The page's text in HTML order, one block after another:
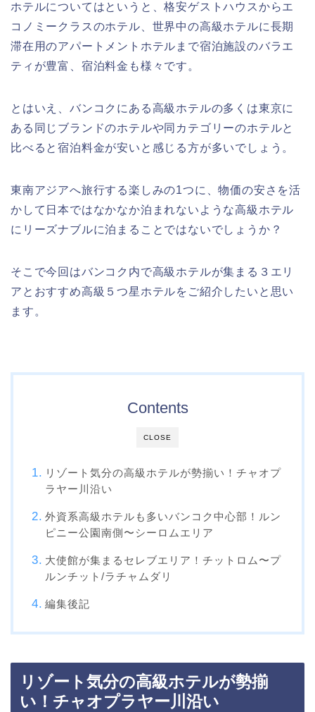
ホテルについてはというと、格安ゲストハウスからエ
コノミークラスのホテル、世界中の高級ホテルに長期
滞在用のアパートメントホテルまで宿泊施設のバラエ
ティが豊富、宿泊料金も様々です。
とはいえ、バンコクにある高級ホテルの多くは東京に
ある同じブランドのホテルや同カテゴリーのホテルと
比べると宿泊料金が安いと感じる方が多いでしょう。
東南アジアへ旅行する楽しみの1つに、物価の安さを活
かして日本ではなかなか泊まれないような高級ホテル
にリーズナブルに泊まることではないでしょうか？
そこで今回はバンコク内で高級ホテルが集まる３エリ
アとおすすめ高級５つ星ホテルをご紹介したいと思い
ます。
CLOSE
Contents
リゾート気分の高級ホテルが勢揃い！チャオプ
ラヤー川沿い
外資系高級ホテルも多いバンコク中心部！ルン
ピニー公園南側〜シーロムエリア
大使館が集まるセレブエリア！チットロム〜プ
ルンチット/ラチャムダリ
編集後記
リゾート気分の高級ホテルが勢揃
い！チャオプラヤー川沿い